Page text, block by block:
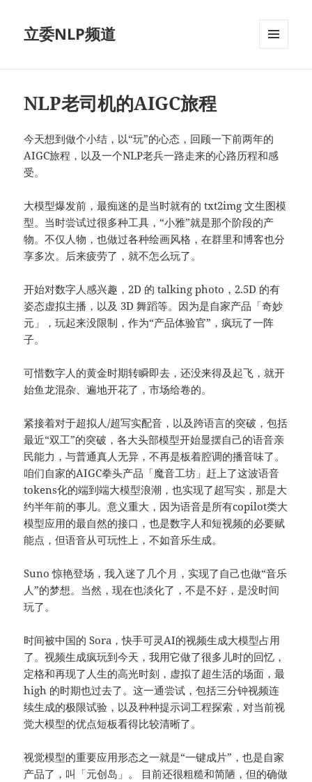
立委NLP频道
NLP老司机的AIGC旅程
今天想到做个小结，以“玩”的心态，回顾一下前两年的
AIGC旅程，以及一个NLP老兵一路走来的心路历程和感
受。‍‍‍
大模型爆发前，最痴迷的是当时就有的 txt2img 文生图模
型。当时尝试过很多种工具，“小雅”就是那个阶段的产
物。不仅人物，也做过各种绘画风格，在群里和博客也分
享多次。后来疲劳了，就不怎么玩了。
开始对数字人感兴趣，2D 的 talking photo，2.5D 的有
姿态虚拟主播，以及 3D 舞蹈等。因为是自家产品「奇妙
元」，玩起来没限制，作为“产品体验官”，疯玩了一阵
子。
可惜数字人的黄金时期转瞬即去，还没来得及起飞，就开
始鱼龙混杂、遍地开花了，市场给卷的。
紧接着对于超拟人/超写实配音，以及跨语言的突破，包括
最近“双工”的突破，各大头部模型开始显摆自己的语音亲
民能力，与普通真人无异，不再是板着腔调的播音味了。
咱们自家的AIGC拳头产品「魔音工坊」赶上了这波语音
tokens化的端到端大模型浪潮，也实现了超写实，那是大
约半年前的事儿。意义重大，因为语音是所有copilot类大
模型应用的最自然的接口，也是数字人和短视频的必要赋
能点，但语音从可玩性上，不如音乐生成。
Suno 惊艳登场，我入迷了几个月，实现了自己也做“音乐
人”的梦想。当然，现在也淡化了，不是不好，是没时间
玩了。
时间被中国的 Sora，快手可灵AI的视频生成大模型占用
了。视频生成疯玩到今天，我用它做了很多儿时的回忆，
定格和再现了人生的高光时刻，虚拟了超生活的场面，最
high 的时期也过去了。这一通尝试，包括三分钟视频连
续生成的极限试验，以及种种提示词工程探索，对当前视
觉大模型的优点短板看得比较清晰了。
视觉模型的重要应用形态之一就是“一键成片”，也是自家
产品了，叫「元创岛」。 目前还很粗糙和简陋，但的确做